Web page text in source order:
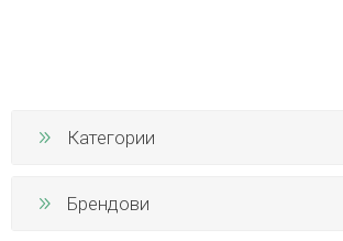
Категории
Брендови